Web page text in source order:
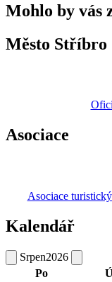
Mohlo by vás
Město Stříbro
Asociace
Asociace
Kalendář
Srpen2026
Po